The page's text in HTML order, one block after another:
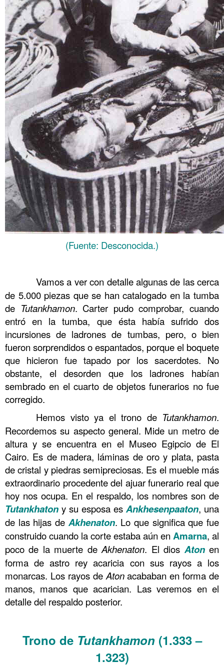
(Fuente: Desconocida.)
Vamos a ver con detalle algunas de las cerca
de 5.000 piezas que se han catalogado en la tumba
de Tutankhamon. Carter pudo comprobar, cuando
entró en la tumba, que ésta había sufrido dos
incursiones de ladrones de tumbas, pero, o bien
fueron sorprendidos o espantados, porque el boquete
que hicieron fue tapado por los sacerdotes. No
obstante, el desorden que los ladrones habían
sembrado en el cuarto de objetos funerarios no fue
corregido.
Hemos visto ya el trono de Tutankhamon.
Recordemos su aspecto general. Mide un metro de
altura y se encuentra en el Museo Egipcio de El
Cairo. Es de madera, láminas de oro y plata, pasta
de cristal y piedras semipreciosas. Es el mueble más
extraordinario procedente del ajuar funerario real que
hoy nos ocupa. En el respaldo, los nombres son de
Tutankhaton y su esposa es Ankhesenpaaton, una
de las hijas de Akhenaton. Lo que significa que fue
construido cuando la corte estaba aún en Amarna, al
poco de la muerte deAkhenaton. El dios Aton en
forma de astro rey acaricia con sus rayos a los
monarcas. Los rayos de Atonacababan en forma de
manos, manos que acarician. Las veremos en el
detalle del respaldo posterior.
Trono de Tutankhamon (1.333 –
1.323)